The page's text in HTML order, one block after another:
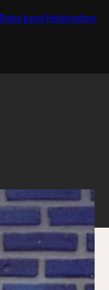
Boka bord Helsingfors